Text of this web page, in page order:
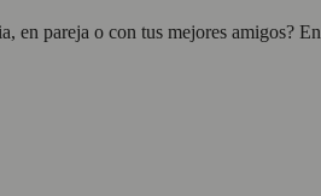
en pareja o con tus mejores amigos?